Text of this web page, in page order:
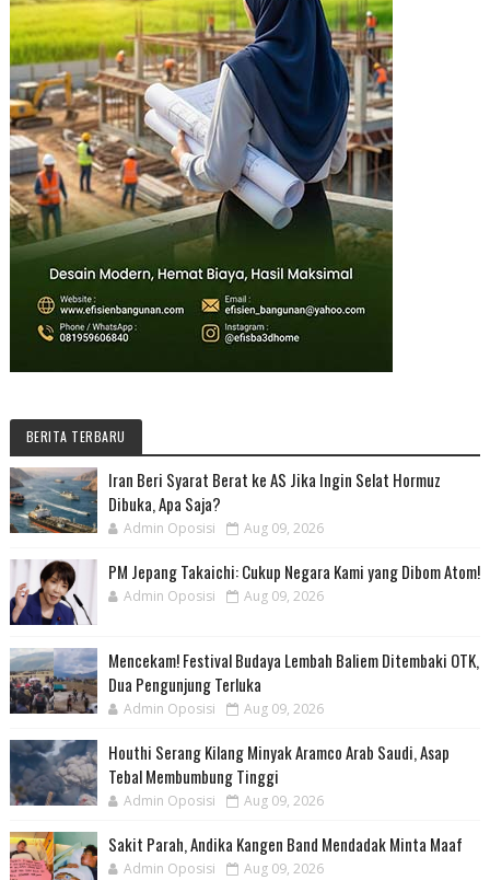
BERITA TERBARU
Iran Beri Syarat Berat ke AS Jika Ingin Selat Hormuz
Dibuka, Apa Saja?
Admin Oposisi Aug 09, 2026
PM Jepang Takaichi: Cukup Negara Kami yang Dibom Atom!
Admin Oposisi Aug 09, 2026
Mencekam! Festival Budaya Lembah Baliem Ditembaki OTK,
Dua Pengunjung Terluka
Admin Oposisi Aug 09, 2026
Houthi Serang Kilang Minyak Aramco Arab Saudi, Asap
Tebal Membumbung Tinggi
Admin Oposisi Aug 09, 2026
Sakit Parah, Andika Kangen Band Mendadak Minta Maaf
Admin Oposisi Aug 09, 2026